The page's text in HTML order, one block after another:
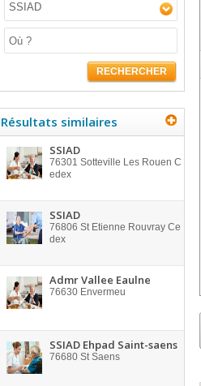
SSIAD
RECHERCHER
Résultats similaires
SSIAD
76301 Sotteville Les Rouen C
edex
SSIAD
76806 St Etienne Rouvray Ce
dex
Admr Vallee Eaulne
76630 Envermeu
SSIAD Ehpad Saint-saens
76680 St Saens